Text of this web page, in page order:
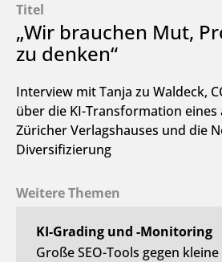
Titel
„Wir brauchen Mut,
zu denken“
Interview mit Tanja zu Waldeck,
über die KI-Transformation eines
Züricher Verlagshauses und die
Diversifizierung
Weitere Themen
KI-Grading und -Monitoring
Große SEO-Tools gegen